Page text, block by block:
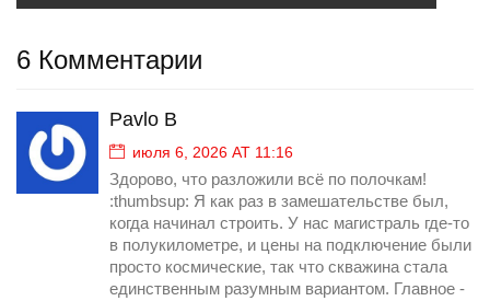
6 Комментарии
Pavlo B
июля 6, 2026 AT 11:16
Здорово, что разложили всё по полочкам!
:thumbsup: Я как раз в замешательстве был,
когда начинал строить. У нас магистраль где-то
в полукилометре, и цены на подключение были
просто космические, так что скважина стала
единственным разумным вариантом. Главное -